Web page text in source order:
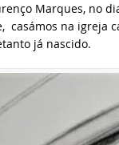
Marques, no
casámos na igreja
já nascido.